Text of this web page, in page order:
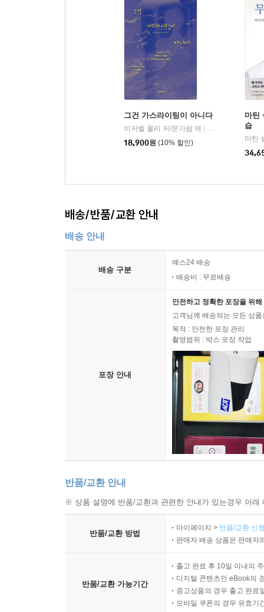
그건 가스라이팅이 아니다
이저벨 몰리 저/문가람 역
글항아리
18,900원 (10% 할인)
마틴
습
배송/반품/교환 안내
배송 안내
배송 구분
예스24 배송
배송비 : 무료배송
포장 안내
안전하고 정확한 포장을 위
고객님께 배송되는 모든 상
목적 : 안전한 포장 관리
촬영범위 : 박스 포장 작업
반품/교환 안내
※ 상품 설명에 반품/교환과 관련한 안내가 있는경우 아
반품/교환 방법
마이페이지 > 반품/교환 신
판매자 배송 상품은 판매자
반품/교환 가능기간
출고 완료 후 10일 이내의
디지털 콘텐츠인 eBook의
중고상품의 경우 출고 완료
모바일 쿠폰의 경우 유효기